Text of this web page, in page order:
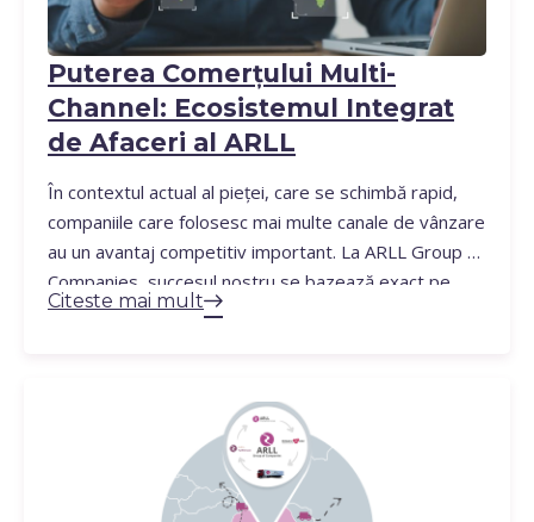
Puterea Comerțului Multi-
Channel: Ecosistemul Integrat
de Afaceri al ARLL
În contextul actual al pieței, care se schimbă rapid,
companiile care folosesc mai multe canale de vânzare
au un avantaj competitiv important. La ARLL Group of
Companies, succesul nostru se bazează exact pe
acest principiu. Am creat un ecosistem integrat care
Citeste mai mult